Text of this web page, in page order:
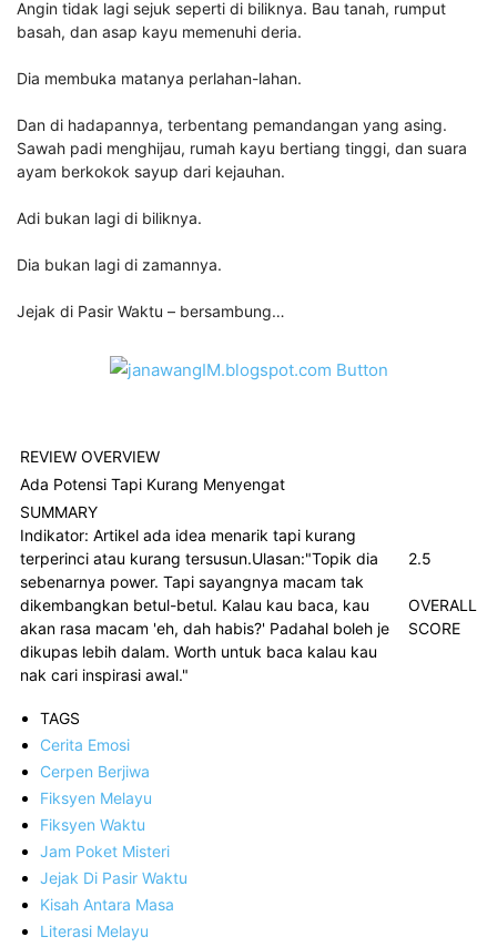
Angin tidak lagi sejuk seperti di biliknya. Bau tanah, rumput
basah, dan asap kayu memenuhi deria.
Dia membuka matanya perlahan-lahan.
Dan di hadapannya, terbentang pemandangan yang asing.
Sawah padi menghijau, rumah kayu bertiang tinggi, dan suara
ayam berkokok sayup dari kejauhan.
Adi bukan lagi di biliknya.
Dia bukan lagi di zamannya.
Jejak di Pasir Waktu – bersambung…
REVIEW OVERVIEW
Ada Potensi Tapi Kurang Menyengat
SUMMARY
Indikator: Artikel ada idea menarik tapi kurang
terperinci atau kurang tersusun.Ulasan:"Topik dia
sebenarnya power. Tapi sayangnya macam tak
dikembangkan betul-betul. Kalau kau baca, kau
akan rasa macam 'eh, dah habis?' Padahal boleh je
dikupas lebih dalam. Worth untuk baca kalau kau
nak cari inspirasi awal."
2.5
OVERALL
SCORE
TAGS
Cerita Emosi
Cerpen Berjiwa
Fiksyen Melayu
Fiksyen Waktu
Jam Poket Misteri
Jejak Di Pasir Waktu
Kisah Antara Masa
Literasi Melayu